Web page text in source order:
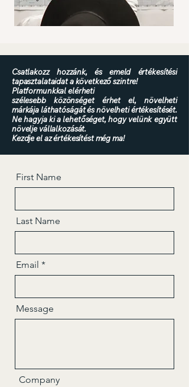
Csatlakozz hozzánk, és emeld értékesítési
tapasztalataidat a következő szintre!
Platformunkkal elérheti
szélesebb
közönséget érhet el, növelheti
márkája láthatóságát és növelheti értékesítését.
Ne hagyja ki a lehetőséget, hogy velünk együtt
növelje vállalkozását.
Kezdje el az értékesítést még ma!
First Name
Last Name
Email
Message
Company